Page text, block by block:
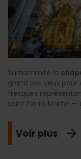
Surnommée la
grand vos yeux
fresques
saint Pierre Martyr
Voir plus